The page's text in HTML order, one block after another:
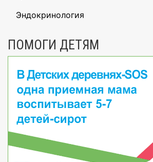
Эндокринология
ПОМОГИ ДЕТЯМ